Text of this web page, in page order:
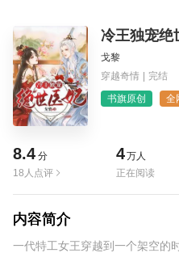
冷王独宠绝
戈黎
穿越奇情 | 完结
书旗原创 全
8.4 分
18人点评
4万人
正在阅读
内容简介
一代特工女王穿越到一个架空的